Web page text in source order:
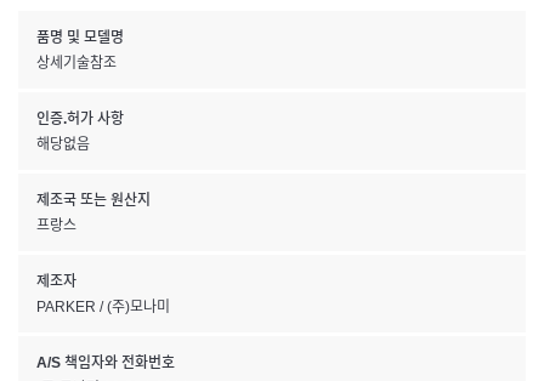
품명 및 모델명
상세기술참조
인증.허가 사항
해당없음
제조국 또는 원산지
프랑스
제조자
PARKER / (주)모나미
A/S 책임자와 전화번호